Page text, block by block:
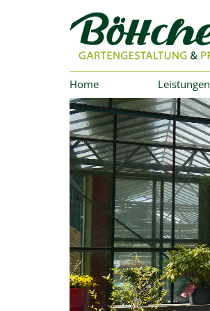
Home Leistungen